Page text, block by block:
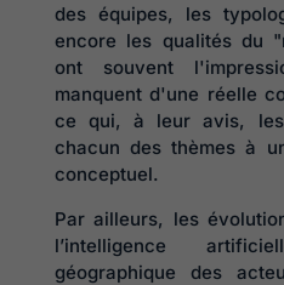
des équipes, les
encore les qualités du
ont souvent
manquent d'une réelle
ce qui, à leur avis,
chacun des thèmes à
conceptuel.
Par ailleurs, les
l’intelligence
géographique des